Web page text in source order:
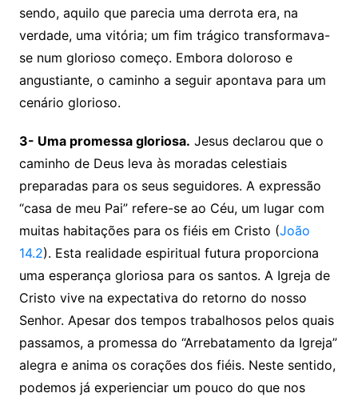
sendo, aquilo que parecia uma derrota era, na
verdade, uma vitória; um fim trágico transformava-
se num glorioso começo. Embora doloroso e
angustiante, o caminho a seguir apontava para um
cenário glorioso.
3- Uma promessa gloriosa. Jesus declarou que o
caminho de Deus leva às moradas celestiais
preparadas para os seus seguidores. A expressão
“casa de meu Pai” refere-se ao Céu, um lugar com
muitas habitações para os fiéis em Cristo (João
14.2). Esta realidade espiritual futura proporciona
uma esperança gloriosa para os santos. A Igreja de
Cristo vive na expectativa do retorno do nosso
Senhor. Apesar dos tempos trabalhosos pelos quais
passamos, a promessa do “Arrebatamento da Igreja”
alegra e anima os corações dos fiéis. Neste sentido,
podemos já experienciar um pouco do que nos